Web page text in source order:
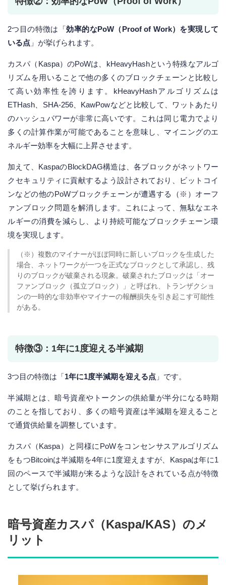
2つ目の特徴は「効率的なPoW（Proof of Work）を実現して
いる点 」が挙げられます。
カスパ（Kaspa）のPoWは、kHeavyHashという特殊なアルゴ
リズムを用いることで他の多くのブロックチェーンと比較し
て高い効率性を誇ります。kHeavyHashアルゴリズムは
ETHash、SHA-256、KawPowなどと比較して、ワットあたり
のハッシュパワーが非常に高いです。これは同じ電力でより
多くの計算作業が可能であることを意味し、マイニングのエ
ネルギー効率を大幅に上昇させます。
加えて、KaspaのBlockDAG構造は、各ブロックがネットワー
クセキュリティに貢献するよう設計されており、ビットコイ
ンなどの他のPoWブロックチェーンが遭遇する（※）オーフ
ァンブロック問題を解消します。これによって、無駄なエネ
ルギーの消費を減らし、より持続可能なブロックチェーン環
境を実現します。
（※）複数のマイナーがほぼ同時に新しいブロックを生成した
場合、ネットワークが一つを正式なブロックとして承認し、残
りのブロックが破棄される現象。破棄されたブロックは「オー
ファンブロック（孤立ブロック）」と呼ばれ、トランザクショ
ンの一時的な非効率やマイナーの報酬損失を引き起こす可能性
がある。
特徴③：1年に1度迎える半減期
3つ目の特徴は「1年に1度半減期を迎える点 」です。
半減期とは、暗号資産やトークンの供給量が半分になる時期
のことを指しており、多くの暗号資産は半減期を迎えること
で通貨供給量を調整しています。
カスパ（Kaspa）と同様にPoWをコンセンサスアルゴリズム
をもつBitcoinは半減期を4年に1度迎えますが、Kaspaは年に1
回のペースで半減期が来るような設計をされている点が特徴
として挙げられます。
暗号資産カスパ（Kaspa/KAS）のメ
リット